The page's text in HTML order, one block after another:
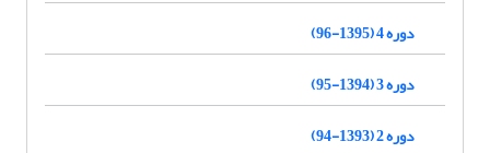
دوره 4 (1395-96)
دوره 3 (1394-95)
دوره 2 (1393-94)